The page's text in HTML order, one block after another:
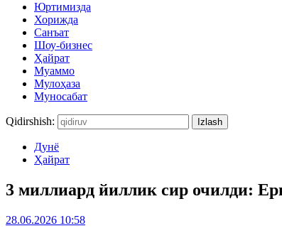
Юртимизда
Хорижда
Санъат
Шоу-бизнес
Ҳайрат
Муаммо
Мулоҳаза
Муносабат
Qidirshish:
Дунё
Ҳайрат
3 миллиард йиллик сир очилди:
28.06.2026 10:58